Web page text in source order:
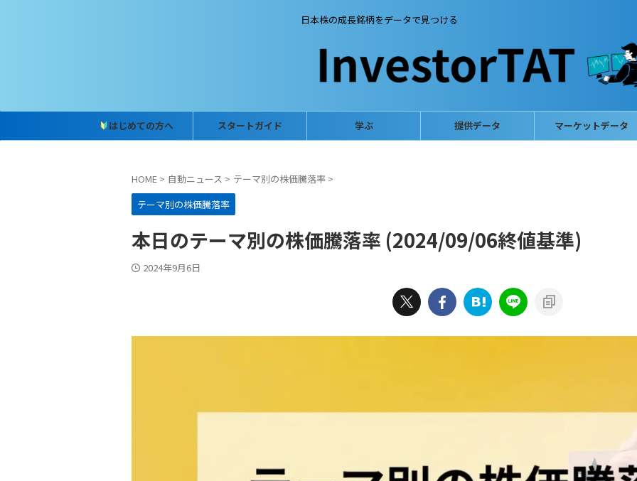
日本株の成長銘柄をデータで見つける
はじめての方へ スタートガイド 学ぶ 提供データ マーケットデータ
HOME > 自動ニュース > テーマ別の株価騰落率 >
テーマ別の株価騰落率
本日のテーマ別の株価騰落率 (2024/09/06終値基準)
2024年9月6日